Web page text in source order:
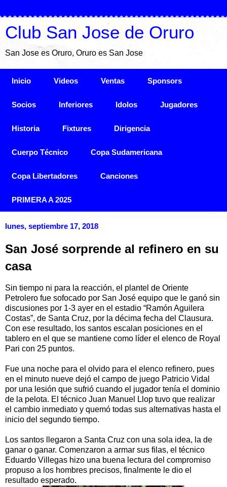
Club San Jose de Oruro
San Jose es Oruro, Oruro es San Jose
Inicio Videos Ventas Sponsors
Socios Inferiores Idolos Jugadores
Historia Fixtures Dirigencia
Cuerpo Técnico Copa Sudamericana
Copa Libertadores Canciones
PRIMERA A 2025
lunes, septiembre 17, 2018
San José sorprende al refinero en su
casa
Sin tiempo ni para la reacción, el plantel de Oriente
Petrolero fue sofocado por San José equipo que le ganó sin
discusiones por 1-3 ayer en el estadio “Ramón Aguilera
Costas”, de Santa Cruz, por la décima fecha del Clausura.
Con ese resultado, los santos escalan posiciones en el
tablero en el que se mantiene como líder el elenco de Royal
Pari con 25 puntos.
Fue una noche para el olvido para el elenco refinero, pues
en el minuto nueve dejó el campo de juego Patricio Vidal
por una lesión que sufrió cuando el jugador tenía el dominio
de la pelota. El técnico Juan Manuel Llop tuvo que realizar
el cambio inmediato y quemó todas sus alternativas hasta el
inicio del segundo tiempo.
Los santos llegaron a Santa Cruz con una sola idea, la de
ganar o ganar. Comenzaron a armar sus filas, el técnico
Eduardo Villegas hizo una buena lectura del compromiso
propuso a los hombres precisos, finalmente le dio el
resultado esperado.